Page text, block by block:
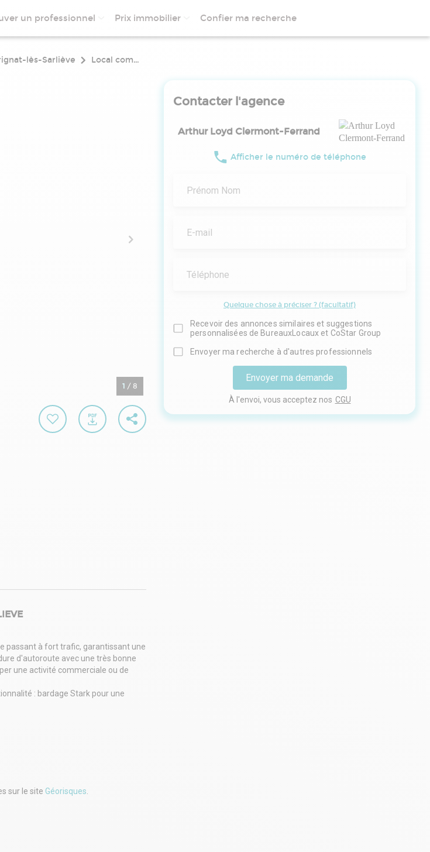
un professionnel Prix immobilier Confier ma recherche
lès-Sarliève Local commercial a louer 927 m² perignat les sarlieve
1 / 8
passant à fort trafic, garantissant une
d'autoroute avec une très bonne
une activité commerciale ou de
: bardage Stark pour une
sur le site Géorisques
Contacter l'agence
Arthur Loyd Clermont-Ferrand
Afficher le numéro de téléphone
Prénom Nom
E-mail
Téléphone
Quelque chose à préciser ? (facultatif)
Recevoir des annonces similaires et suggestions
personnalisées de BureauxLocaux et CoStar Group
Envoyer ma recherche à d'autres professionnels
Envoyer ma demande
À l'envoi, vous acceptez nos CGU